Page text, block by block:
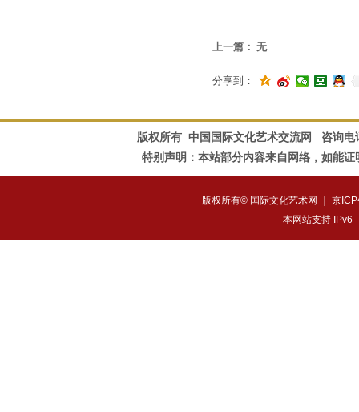
上一篇： 无
分享到：
版权所有 中国国际文化艺术交流网 咨询电
特别声明：本站部分内容来自网络，如能
版权所有© 国际文化艺术网 ｜ 京
本网站支持 IPv6